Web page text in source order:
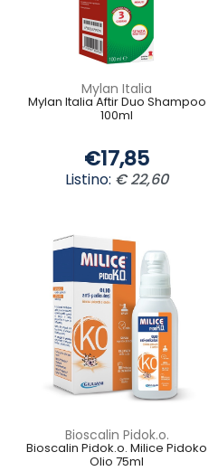
Mylan Italia
Mylan Italia Aftir Duo Shampoo
100ml
€17,85
Listino: € 22,60
Bioscalin Pidok.o.
Bioscalin Pidok.o. Milice Pidoko
Olio 75ml